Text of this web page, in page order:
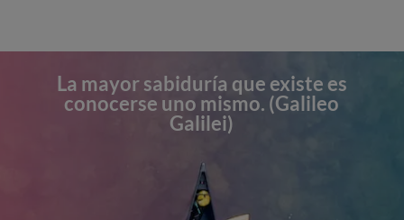
La mayor sabiduría que existe es
conocerse uno mismo. (Galileo
Galilei)